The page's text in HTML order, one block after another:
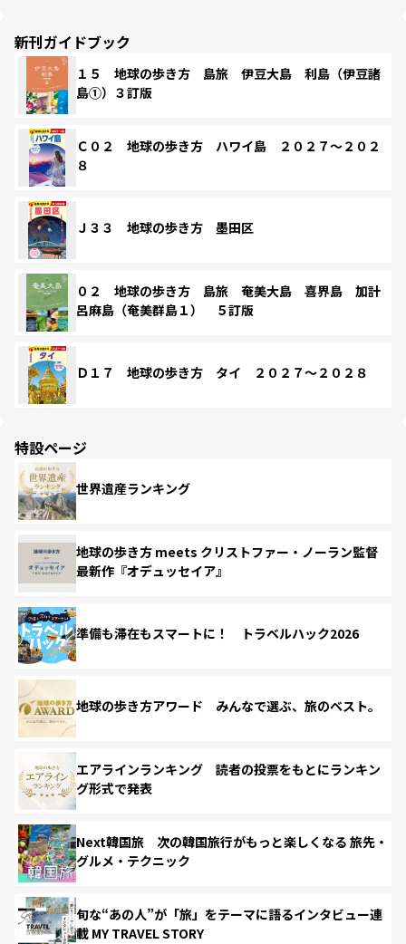
新刊ガイドブック
１５ 地球の歩き方 島旅 伊豆大島 利島（伊豆諸
島①）３訂版
Ｃ０２ 地球の歩き方 ハワイ島 ２０２７～２０２
８
Ｊ３３ 地球の歩き方 墨田区
０２ 地球の歩き方 島旅 奄美大島 喜界島 加計
呂麻島（奄美群島１） ５訂版
Ｄ１７ 地球の歩き方 タイ ２０２７～２０２８
特設ページ
世界遺産ランキング
地球の歩き方 meets クリストファー・ノーラン監督
最新作『オデュッセイア』
準備も滞在もスマートに！ トラベルハック2026
地球の歩き方アワード みんなで選ぶ、旅のベスト。
エアラインランキング 読者の投票をもとにランキン
グ形式で発表
Next韓国旅 次の韓国旅行がもっと楽しくなる 旅先・
グルメ・テクニック
旬な“あの人”が「旅」をテーマに語るインタビュー連
載 MY TRAVEL STORY